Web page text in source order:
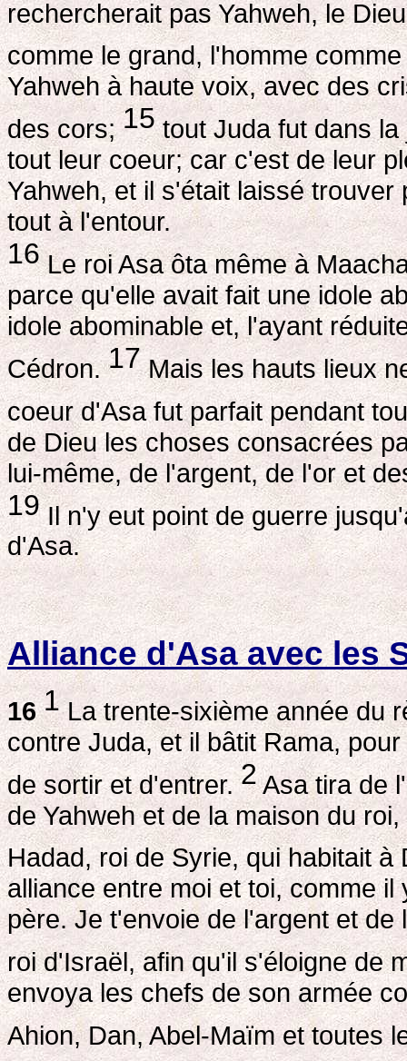
rechercherait pas Yahweh, le
comme le grand, l'homme
Yahweh à haute voix, avec des
des cors;15tout Juda fut dans la
tout leur coeur; car c'est de leur
Yahweh, et il s'était laissé
tout à l'entour.
16Le roi Asa ôta même à
parce qu'elle avait fait une idole
idole abominable et, l'ayant
Cédron.17Mais les hauts lieux
coeur d'Asa fut parfait pendant
de Dieu les choses consacrées
lui-même, de l'argent, de l'or et
19Il n'y eut point de guerre
d'Asa.
Alliance d'Asa avec les
16 1La trente-sixième année du
contre Juda, et il bâtit Rama,
de sortir et d'entrer.2Asa tira de
de Yahweh et de la maison du
Hadad, roi de Syrie, qui habitait
alliance entre moi et toi, comme
père. Je t'envoie de l'argent et
roi d'Israël, afin qu'il s'éloigne de
envoya les chefs de son armée
Ahion, Dan, Abel-Maïm et toutes